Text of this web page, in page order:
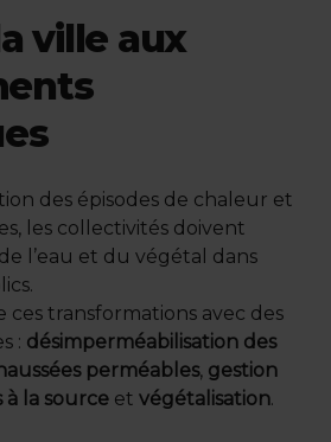
ville aux
des épisodes de chaleur et
les collectivités doivent
l’eau et du végétal dans
ces transformations avec des
: désimperméabilisation des
perméables, gestion
à la source et végétalisation.